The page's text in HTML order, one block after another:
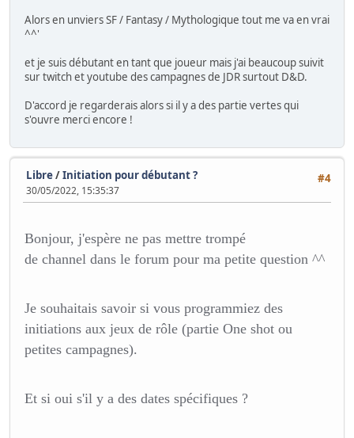
Alors en unviers SF / Fantasy / Mythologique tout me va en vrai
^^'
et je suis débutant en tant que joueur mais j'ai beaucoup suivit
sur twitch et youtube des campagnes de JDR surtout D&D.
D'accord je regarderais alors si il y a des partie vertes qui
s'ouvre merci encore !
#4
Libre/Initiation pour débutant ?
30/05/2022, 15:35:37
Bonjour, j'espère ne pas mettre trompé
de channel dans le forum pour ma petite question ^^
Je souhaitais savoir si vous programmiez des
initiations aux jeux de rôle (partie One shot ou
petites campagnes).
Et si oui s'il y a des dates spécifiques ?